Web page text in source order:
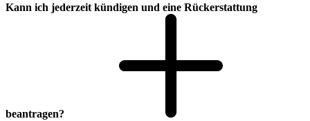
Kann ich jederzeit kündigen und eine Rückerstattung
beantragen?